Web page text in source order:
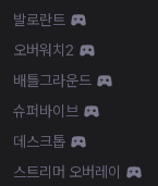
발로란트
오버워치2
배틀그라운드
슈퍼바이브
데스크톱
스트리머 오버레이